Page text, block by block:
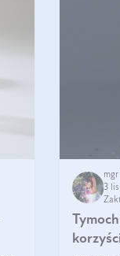
3